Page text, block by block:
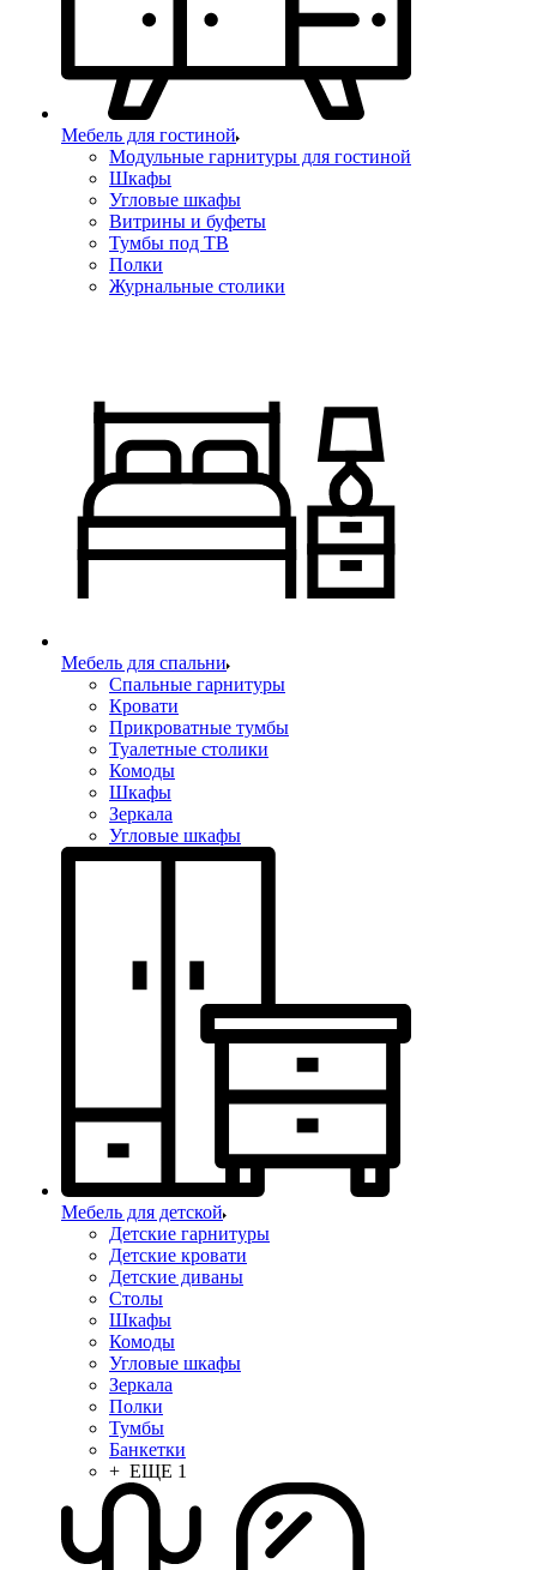
Мебель для гостиной
Модульные гарнитуры для гостиной
Шкафы
Угловые шкафы
Витрины и буфеты
Тумбы под ТВ
Полки
Журнальные столики
Мебель для спальни
Спальные гарнитуры
Кровати
Прикроватные тумбы
Туалетные столики
Комоды
Шкафы
Зеркала
Угловые шкафы
Мебель для детской
Детские гарнитуры
Детские кровати
Детские диваны
Столы
Шкафы
Комоды
Угловые шкафы
Зеркала
Полки
Тумбы
Банкетки
+ ЕЩЕ 1